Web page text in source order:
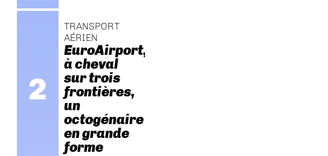
TRANSPORT
AÉRIEN
EuroAirport,
à cheval
sur trois
frontières,
un
octogénaire
en grande
forme